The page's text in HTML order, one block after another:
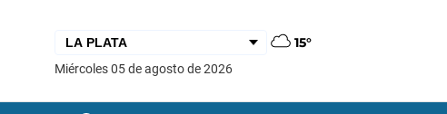
15°
miércoles 05 de agosto de 2026